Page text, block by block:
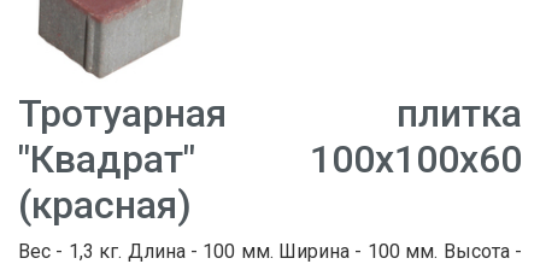
Тротуарная плитка
"Квадрат" 100х100х60
(красная)
Вес - 1,3 кг. Длина - 100 мм. Ширина - 100 мм. Высота -